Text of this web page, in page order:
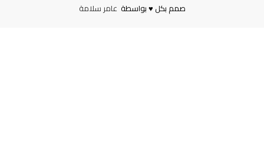
صمم بكل ♥ بواسطة عامر سلامة